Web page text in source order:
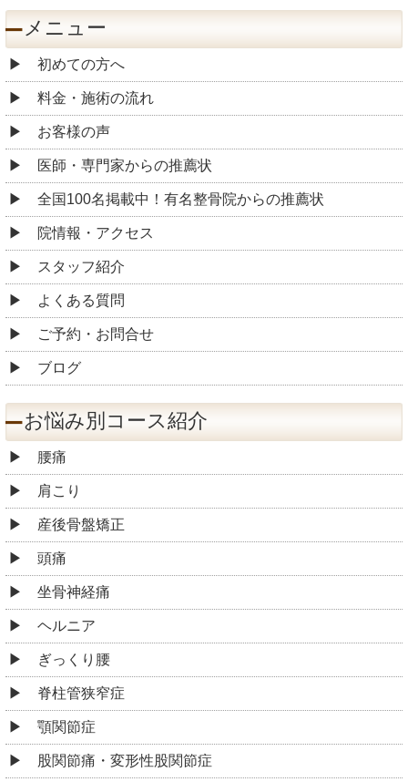
メニュー
初めての方へ
料金・施術の流れ
お客様の声
医師・専門家からの推薦状
全国100名掲載中！有名整骨院からの推薦状
院情報・アクセス
スタッフ紹介
よくある質問
ご予約・お問合せ
ブログ
お悩み別コース紹介
腰痛
肩こり
産後骨盤矯正
頭痛
坐骨神経痛
ヘルニア
ぎっくり腰
脊柱管狭窄症
顎関節症
股関節痛・変形性股関節症